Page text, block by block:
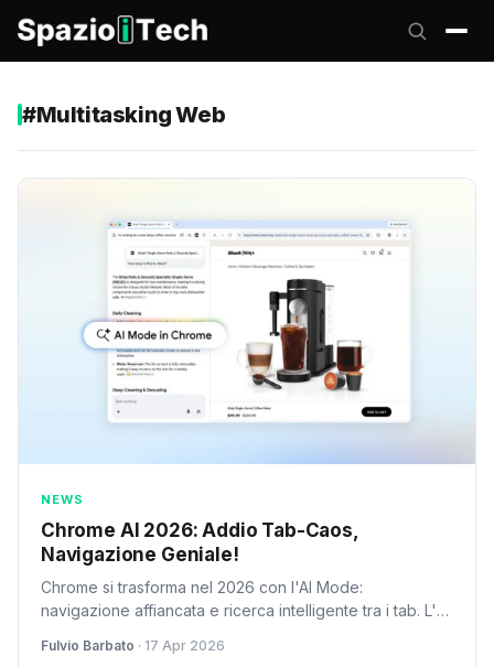
#Multitasking Web
NEWS
Chrome AI 2026: Addio Tab-Caos,
Navigazione Geniale!
Chrome si trasforma nel 2026 con l'AI Mode:
navigazione affiancata e ricerca intelligente tra i tab. L'AI
la ricerca web più efficiente per tutti.
Fulvio Barbato · 17 Apr 2026